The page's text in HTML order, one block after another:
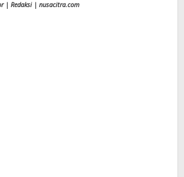
| Redaksi | nusacitra.com